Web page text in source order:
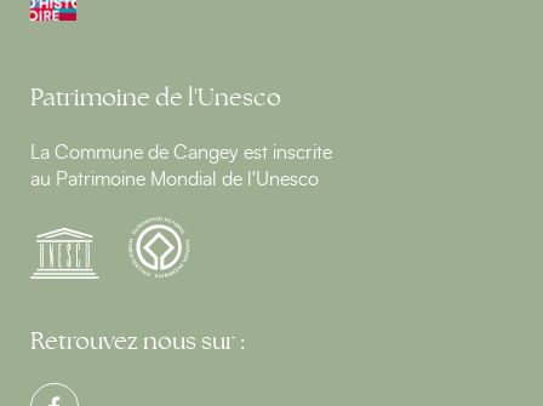
Patrimoine de l'Unesco
La Commune de Cangey est inscrite
au Patrimoine Mondial de l'Unesco
Retrouvez nous sur :